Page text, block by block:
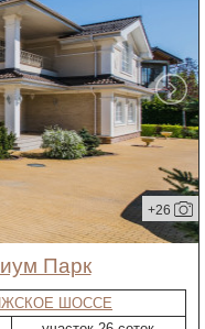
+26
Парк
ШОССЕ